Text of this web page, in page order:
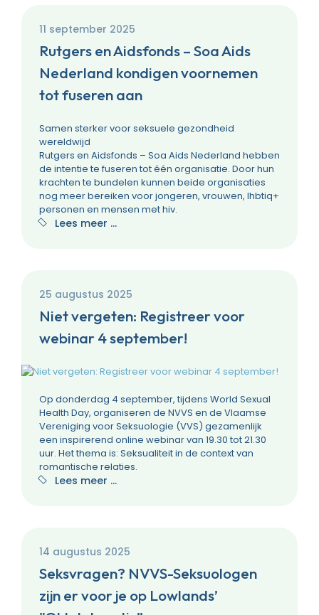
11 september 2025
Rutgers en Aidsfonds – Soa Aids
Nederland kondigen voornemen
tot fuseren aan
Samen sterker voor seksuele gezondheid
wereldwijd
Rutgers en Aidsfonds – Soa Aids Nederland hebben
de intentie te fuseren tot één organisatie. Door hun
krachten te bundelen kunnen beide organisaties
nog meer bereiken voor jongeren, vrouwen, lhbtiq+
personen en mensen met hiv.
Lees meer …
25 augustus 2025
Niet vergeten: Registreer voor
webinar 4 september!
Op donderdag 4 september, tijdens World Sexual
Health Day, organiseren de NVVS en de Vlaamse
Vereniging voor Seksuologie (VVS) gezamenlijk
een inspirerend online webinar van 19.30 tot 21.30
uur. Het thema is: Seksualiteit in de context van
romantische relaties.
Lees meer …
14 augustus 2025
Seksvragen? NVVS-Seksuologen
zijn er voor je op Lowlands’